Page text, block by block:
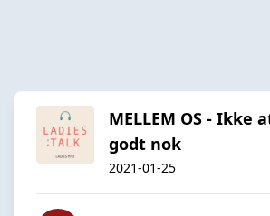
MELLEM OS - Ikke
godt nok
2021-01-25